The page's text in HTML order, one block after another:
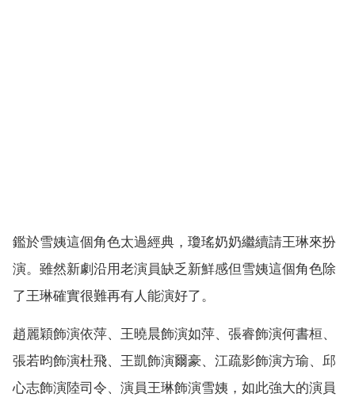
鑑於雪姨這個角色太過經典，瓊瑤奶奶繼續請王琳來扮
演。雖然新劇沿用老演員缺乏新鮮感但雪姨這個角色除
了王琳確實很難再有人能演好了。
趙麗穎飾演依萍、王曉晨飾演如萍、張睿飾演何書桓、
張若昀飾演杜飛、王凱飾演爾豪、江疏影飾演方瑜、邱
心志飾演陸司令、演員王琳飾演雪姨，如此強大的演員